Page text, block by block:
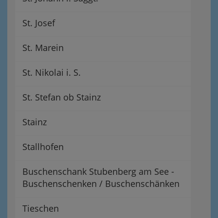
St. Josef
St. Marein
St. Nikolai i. S.
St. Stefan ob Stainz
Stainz
Stallhofen
Buschenschank Stubenberg am See -
Buschenschenken / Buschenschänken
Tieschen